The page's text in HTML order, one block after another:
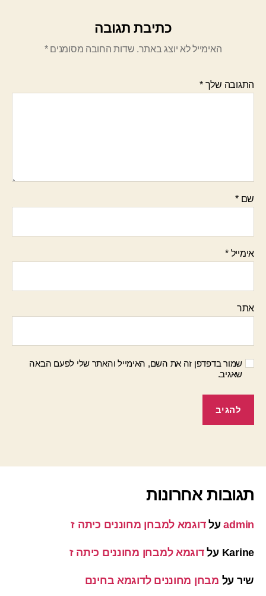
כתיבת תגובה
האימייל לא יוצג באתר. שדות החובה מסומנים*
התגובה שלך*
שם*
אימייל*
אתר
שמור בדפדפן זה את השם, האימייל והאתר שלי לפעם הבאה
שאגיב.
תגובות אחרונות
adminעלדוגמא למבחן מחוננים כיתה ז
Karine עלדוגמא למבחן מחוננים כיתה ז
שיר על מבחן מחוננים לדוגמא בחינם